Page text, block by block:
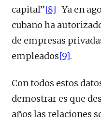
capital”[8] Ya en
cubano ha
de empresas
empleados[9].
Con todos estos
demostrar es que
años las relaciones